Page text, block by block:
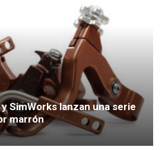
SimWorks lanzan una serie
marrón